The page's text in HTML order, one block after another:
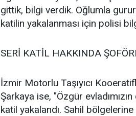
gittik, bilgi verdik. Oğlumla
katilin yakalanması için polisi
SERİ KATİL HAKKINDA
İzmir Motorlu Taşıyıcı
Şarkaya ise, "Özgür
katil yakalandı. Sahil bölgelerine